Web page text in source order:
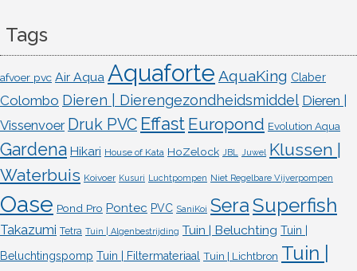
Tags
afvoer pvc Air Aqua Aquaforte AquaKing Claber
Colombo Dieren | Dierengezondheidsmiddel Dieren |
Vissenvoer Druk PVC Effast Europond Evolution Aqua
Gardena Hikari House of Kata HoZelock JBL Juwel Klussen |
Waterbuis Koivoer Kusuri Luchtpompen Niet Regelbare Vijverpompen
Oase Pond Pro Pontec PVC SaniKoi SeraSuperfish
Takazumi Tetra Tuin | Algenbestrijding Tuin | Beluchting Tuin |
Beluchtingspomp Tuin | Filtermateriaal Tuin | Lichtbron Tuin |